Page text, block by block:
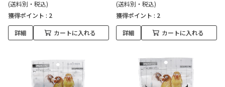
(送料別・税込)
獲得ポイント : 2
詳細 カートに入れる
(送料別・税込)
獲得ポイント : 2
詳細 カートに入れる